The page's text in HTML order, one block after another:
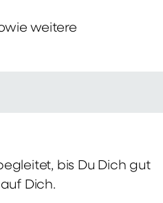
weitere
bis Du Dich gut
Dich.